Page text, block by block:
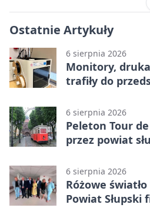
Ostatnie Artykuły
6 sierpnia 2026
Monitory,
trafiły do
6 sierpnia 2026
Peleton Tour
przez powiat
6 sierpnia 2026
Różowe
Powiat Słupski